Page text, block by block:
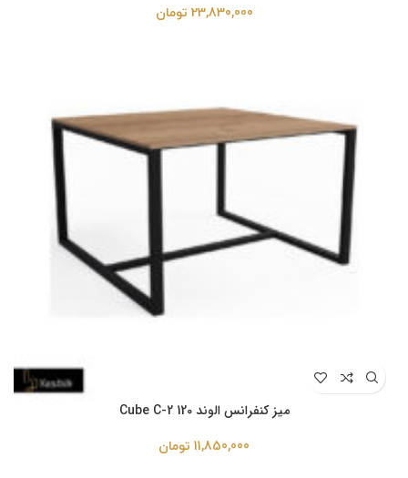
23,830,000 تومان
میز کنفرانس الوند Cube C-2 120
11,850,000 تومان